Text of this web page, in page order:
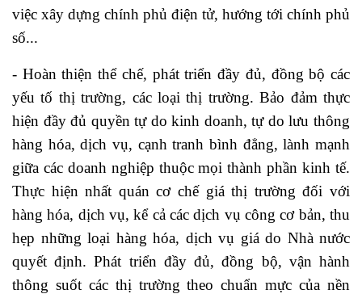
việc xây dựng chính phủ điện tử, hướng tới chính phủ
số...
- Hoàn thiện thể chế, phát triển đầy đủ, đồng bộ các
yếu tố thị trường, các loại thị trường. Bảo đảm thực
hiện đầy đủ quyền tự do kinh doanh, tự do lưu thông
hàng hóa, dịch vụ, cạnh tranh bình đẳng, lành mạnh
giữa các doanh nghiệp thuộc mọi thành phần kinh tế.
Thực hiện nhất quán cơ chế giá thị trường đối với
hàng hóa, dịch vụ, kể cả các dịch vụ công cơ bản, thu
hẹp những loại hàng hóa, dịch vụ giá do Nhà nước
quyết định. Phát triển đầy đủ, đồng bộ, vận hành
thông suốt các thị trường theo chuẩn mực của nền